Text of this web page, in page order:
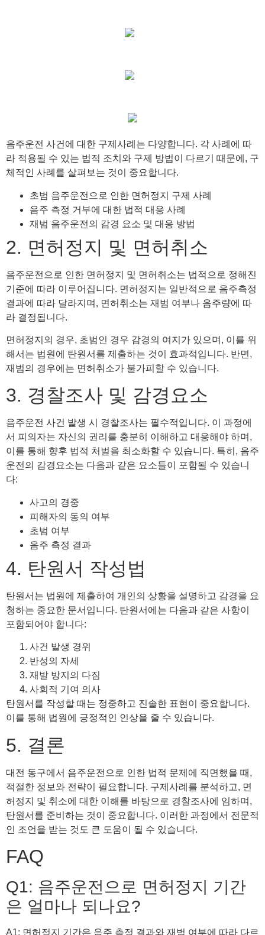
음주운전 사건에 대한 구제사례는 다양합니다. 각 사례에 따
라 적용될 수 있는 법적 조치와 구제 방법이 다르기 때문에, 구
체적인 사례를 살펴보는 것이 중요합니다.
초범 음주운전으로 인한 면허정지 구제 사례
음주 측정 거부에 대한 법적 대응 사례
재범 음주운전의 감경 요소 및 대응 방법
2. 면허정지 및 면허취소
음주운전으로 인한 면허정지 및 면허취소는 법적으로 정해진
기준에 따라 이루어집니다. 면허정지는 일반적으로 음주측정
결과에 따라 달라지며, 면허취소는 재범 여부나 음주량에 따
라 결정됩니다.
면허정지의 경우, 초범인 경우 감경의 여지가 있으며, 이를 위
해서는 법원에 탄원서를 제출하는 것이 효과적입니다. 반면,
재범의 경우에는 면허취소가 불가피할 수 있습니다.
3. 경찰조사 및 감경요소
음주운전 사건 발생 시 경찰조사는 필수적입니다. 이 과정에
서 피의자는 자신의 권리를 충분히 이해하고 대응해야 하며,
이를 통해 향후 법적 처벌을 최소화할 수 있습니다. 특히, 음주
운전의 감경요소는 다음과 같은 요소들이 포함될 수 있습니
다:
사고의 경중
피해자의 동의 여부
초범 여부
음주 측정 결과
4. 탄원서 작성법
탄원서는 법원에 제출하여 개인의 상황을 설명하고 감경을 요
청하는 중요한 문서입니다. 탄원서에는 다음과 같은 사항이
포함되어야 합니다:
사건 발생 경위
반성의 자세
재발 방지의 다짐
사회적 기여 의사
탄원서를 작성할 때는 정중하고 진솔한 표현이 중요합니다.
이를 통해 법원에 긍정적인 인상을 줄 수 있습니다.
5. 결론
대전 동구에서 음주운전으로 인한 법적 문제에 직면했을 때,
적절한 정보와 전략이 필요합니다. 구제사례를 분석하고, 면
허정지 및 취소에 대한 이해를 바탕으로 경찰조사에 임하며,
탄원서를 준비하는 것이 중요합니다. 이러한 과정에서 전문적
인 조언을 받는 것도 큰 도움이 될 수 있습니다.
FAQ
Q1: 음주운전으로 면허정지 기간
은 얼마나 되나요?
A1: 면허정지 기간은 음주 측정 결과와 재범 여부에 따라 다르